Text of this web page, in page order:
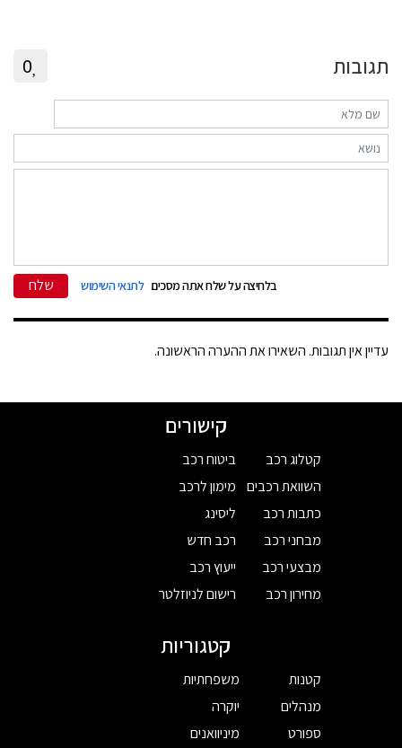
תגובות 0
בלחיצה על שלח אתה מסכים לתנאי השימוש שלח
עדיין אין תגובות. השאירו את ההערה הראשונה.
קישורים
קטלוג רכב
השוואת רכבים
כתבות רכב
מבחני רכב
מבצעי רכב
מחירון רכב
ביטוח רכב
מימון לרכב
ליסינג
רכב חדש
ייעוץ רכב
רישום לניוזלטר
קטגוריות
קטנות
מנהלים
ספורט
משפחתיות
יוקרה
מיניוואנים